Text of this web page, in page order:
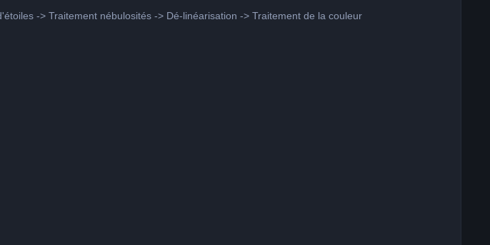
-> Traitement nébulosités -> Dé-linéarisation -> Traitement de la couleur